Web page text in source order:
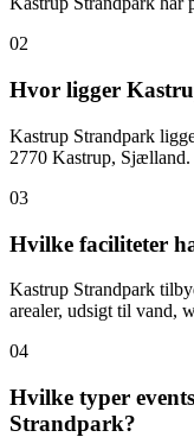
02
Hvor ligger
Kastrup Strandpark
2770 Kastrup, Sjælland.
03
Hvilke faciliteter
Kastrup Strandpark
arealer, udsigt til vand,
04
Hvilke typer
Strandpark?